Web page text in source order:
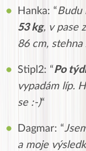
Hanka: “Budu
53 kg, v pase
86 cm, stehna
Stipl2: “Po
vypadám líp.
se :-)“
Dagmar: “
a moje